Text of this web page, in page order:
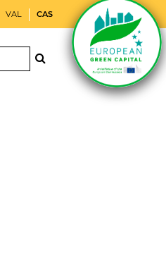
VAL CAS